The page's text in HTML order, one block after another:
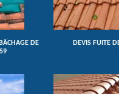
DE
DEVIS FUITE